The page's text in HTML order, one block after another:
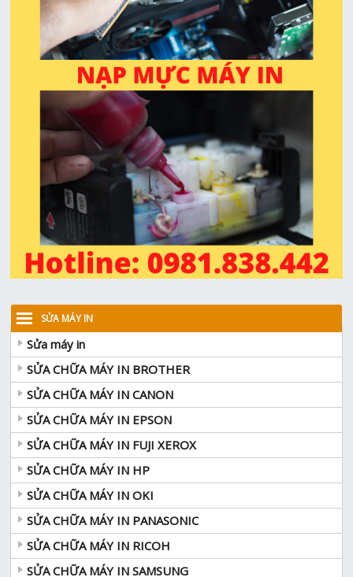
SỬA MÁY IN
Sửa máy in
SỬA CHỮA MÁY IN BROTHER
SỬA CHỮA MÁY IN CANON
SỬA CHỮA MÁY IN EPSON
SỬA CHỮA MÁY IN FUJI XEROX
SỬA CHỮA MÁY IN HP
SỬA CHỮA MÁY IN OKI
SỬA CHỮA MÁY IN PANASONIC
SỬA CHỮA MÁY IN RICOH
SỬA CHỮA MÁY IN SAMSUNG